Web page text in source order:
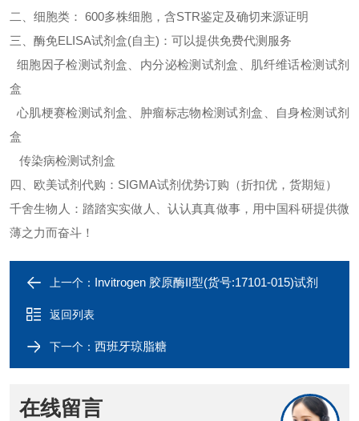
二、细胞类： 600多株细胞，含STR鉴定及确切来源证明
三、酶免ELISA试剂盒(自主)：可以提供免费代测服务
细胞因子检测试剂盒、内分泌检测试剂盒、肌纤维话检测试剂
盒
心肌梗赛检测试剂盒、肿瘤标志物检测试剂盒、自身检测试剂
盒
传染病检测试剂盒
四、欧美试剂代购： SIGMA试剂优势订购（折扣优，货期短）
千舍生物人：踏踏实实做人、认认真真做事，用中国科研提供微
薄之力而奋斗！
上一个： Invitrogen 胶原酶II型(货号:17101-015)试剂
返回列表
下一个： 西班牙琼脂糖
在线留言